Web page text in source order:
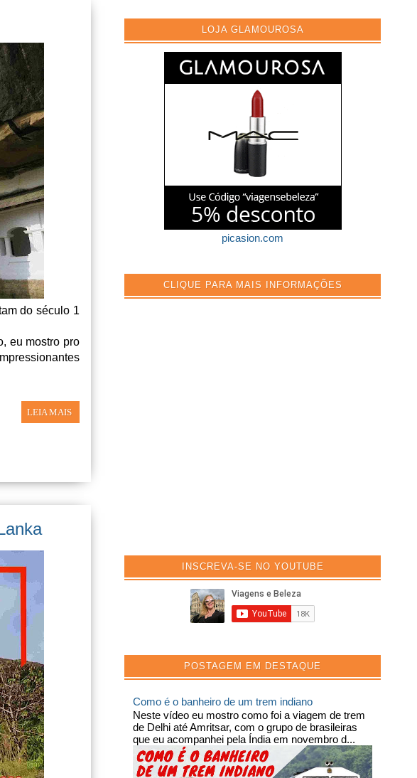
do século 1
eu mostro pro
LEIA MAIS
LOJA GLAMOUROSA
picasion.com
CLIQUE PARA MAIS INFORMAÇÕES
INSCREVA-SE NO YOUTUBE
POSTAGEM EM DESTAQUE
Como é o banheiro de um trem indiano
Neste vídeo eu mostro como foi a viagem de trem
de Delhi até Amritsar, com o grupo de brasileiras
que eu acompanhei pela Índia em novembro d...